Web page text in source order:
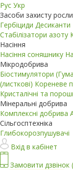
Рус Укр
Засоби захисту
Гербіциди Десиканти
Стабілізатори азоту
Насіння
Насіння соняшнику
Мікродобрива
Біостимулятори
(листкові) Кореневе
Кристалічні та
Мінеральні добрива
Комплексні добрива
Сільгосптехніка
Глибокорозпушувачі
Вхід в кабінет
Замовити дзвінок